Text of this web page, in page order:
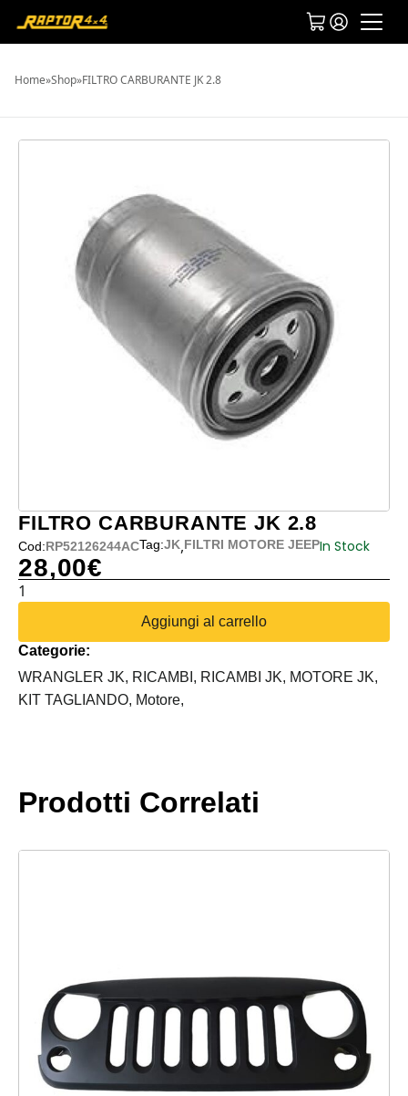
Home»Shop»FILTRO CARBURANTE JK 2.8
FILTRO CARBURANTE JK 2.8
Cod:RP52126244ACTag:JK,FILTRI MOTORE JEEPIn Stock
28,00€
FILTRO
2.8
quantità
Aggiungi al carrello
Categorie:
WRANGLER JK, RICAMBI, RICAMBI JK, MOTORE JK,
KIT TAGLIANDO, Motore,
Prodotti Correlati